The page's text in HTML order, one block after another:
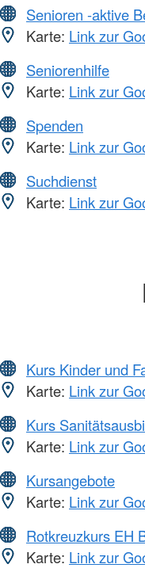
Senioren -aktive
Karte: Link zur
Seniorenhilfe
Karte: Link zur
Spenden
Karte: Link zur
Suchdienst
Karte: Link zur
Kurs Kinder und
Karte: Link zur
Kurs
Karte: Link zur
Kursangebote
Karte: Link zur
Rotkreuzkurs EH
Karte: Link zur